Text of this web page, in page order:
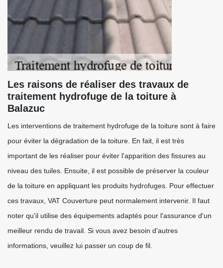
Les raisons de réaliser des travaux de
traitement hydrofuge de la toiture à
Balazuc
Les interventions de traitement hydrofuge de la toiture sont à faire
pour éviter la dégradation de la toiture. En fait, il est très
important de les réaliser pour éviter l'apparition des fissures au
niveau des tuiles. Ensuite, il est possible de préserver la couleur
de la toiture en appliquant les produits hydrofuges. Pour effectuer
ces travaux, VAT Couverture peut normalement intervenir. Il faut
noter qu'il utilise des équipements adaptés pour l'assurance d'un
meilleur rendu de travail. Si vous avez besoin d'autres
informations, veuillez lui passer un coup de fil.